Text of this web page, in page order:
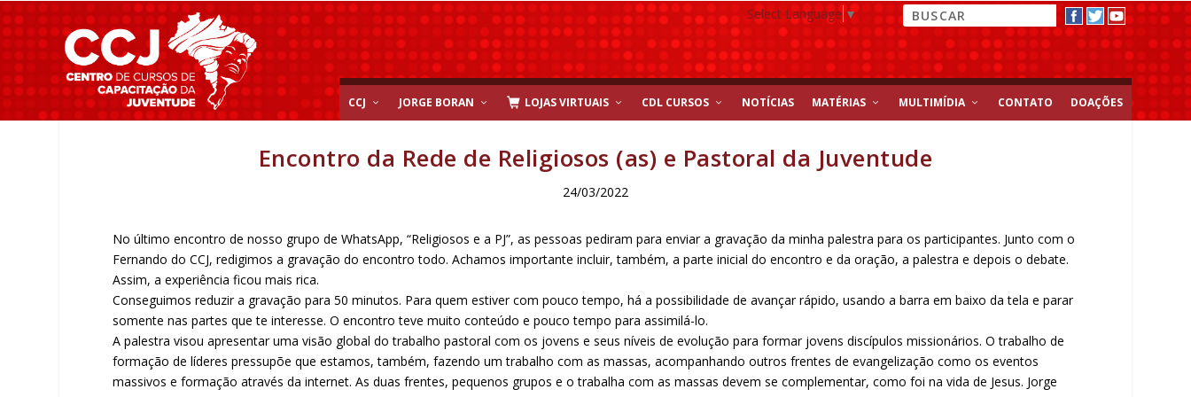
Select Language▼
CCJ JORGE BORAN LOJAS VIRTUAIS CDL CURSOS NOTÍCIAS MATÉRIAS MULTIMÍDIA CONTATO DOAÇÕES
Encontro da Rede de Religiosos (as) e Pastoral da Juventude
24/03/2022
No último encontro de nosso grupo de WhatsApp, “Religiosos e a PJ”, as pessoas pediram para enviar a gravação da minha palestra para os participantes. Junto com o
Fernando do CCJ, redigimos a gravação do encontro todo. Achamos importante incluir, também, a parte inicial do encontro e da oração, a palestra e depois o debate.
Assim, a experiência ficou mais rica.
Conseguimos reduzir a gravação para 50 minutos. Para quem estiver com pouco tempo, há a possibilidade de avançar rápido, usando a barra em baixo da tela e parar
somente nas partes que te interesse. O encontro teve muito conteúdo e pouco tempo para assimilá-lo.
A palestra visou apresentar uma visão global do trabalho pastoral com os jovens e seus níveis de evolução para formar jovens discípulos missionários. O trabalho de
formação de líderes pressupõe que estamos, também, fazendo um trabalho com as massas, acompanhando outros frentes de evangelização como os eventos
massivos e formação através da internet. As duas frentes, pequenos grupos e o trabalha com as massas devem se complementar, como foi na vida de Jesus. Jorge